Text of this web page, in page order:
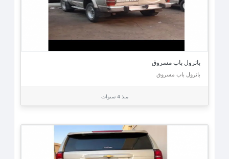
باترول باب مسروق
باترول باب مسروق
منذ 4 سنوات